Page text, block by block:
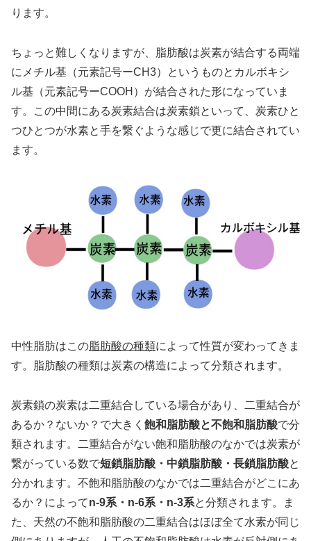
ります。
ちょっと難しくなりますが、脂肪酸は炭素が結合する両端
にメチル基（元素記号ーCH3）というものとカルボキシ
ル基（元素記号ーCOOH）が結合された形になっていま
す。この中間にある炭素結合は炭素鎖といって、炭素ひと
つひとつが水素と手を繋ぐような感じで更に結合されてい
ます。
中性脂肪はこの脂肪酸の種類によって性質が変わってきま
す。脂肪酸の種類は炭素の構造によって分類されます。
炭素鎖の炭素は二重結合している場合があり、二重結合が
あるか？ないか？で大きく 飽和脂肪酸と不飽和脂肪酸で分
類されます。二重結合がない飽和脂肪酸のなかでは炭素が
繋がっている数で短鎖脂肪酸・中鎖脂肪酸・長鎖脂肪酸と
分かれます。不飽和脂肪酸のなかでは二重結合がどこにあ
るか？によってn-9系・n-6系・n-3系と分類されます。ま
た、天然の不飽和脂肪酸の二重結合はほぼ全て水素が同じ